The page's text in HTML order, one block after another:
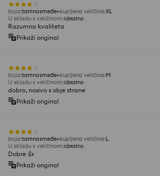
boja:tamnosmeđe kupljena veličina:XL
U skladu s veličinom:idealno
Razumna kvaliteta
Prikaži original
boja:tamnosmeđe kupljena veličina:M
U skladu s veličinom:idealno
dobro, nosivo s obje strane
Prikaži original
boja:tamnosmeđe kupljena veličina:L
U skladu s veličinom:idealno
Dobre 👍️
Prikaži original